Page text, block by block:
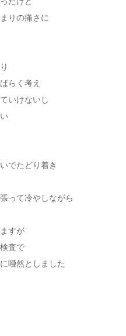
りの痛さに
らく考え
いけないし
でたどり着き
って冷やしながら
すが
査で
唖然としました